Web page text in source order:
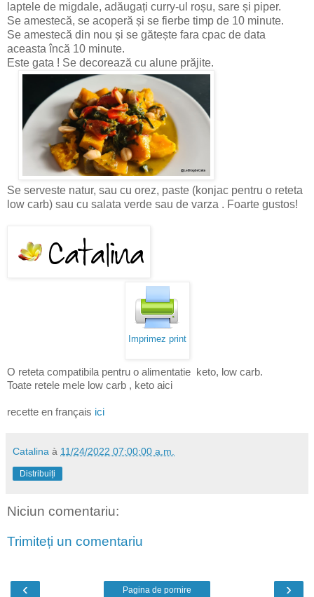
laptele de migdale, adăugați curry-ul roșu, sare și piper.
Se amestecă, se acoperă și se fierbe timp de 10 minute.
Se amestecă din nou și se gătește fara cpac de data
aceasta încă 10 minute.
Este gata ! Se decorează cu alune prăjite.
Se serveste natur, sau cu orez, paste (konjac pentru o reteta
low carb) sau cu salata verde sau de varza . Foarte gustos!
Imprimez print
O reteta compatibila pentru o alimentatie keto, low carb.
Toate retele mele low carb , keto aici
recette en français ici
Catalina à 11/24/2022 07:00:00 a.m.
Distribuiți
Niciun comentariu:
Trimiteți un comentariu
‹ ›
Pagina de pornire